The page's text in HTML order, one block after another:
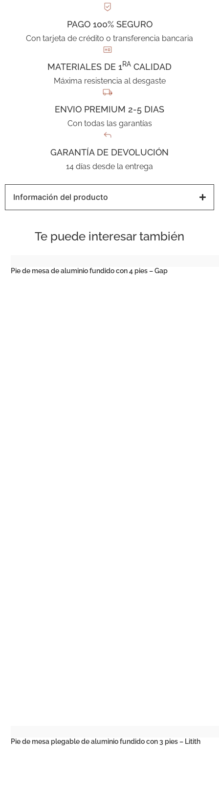
PAGO 100% SEGURO
Con tarjeta de crédito o transferencia bancaria
MATERIALES DE 1RA CALIDAD
Máxima resistencia al desgaste
ENVIO PREMIUM 2-5 DIAS
Con todas las garantías
GARANTÍA DE DEVOLUCIÓN
14 días desde la entrega
Información del producto
Te puede interesar también
Pie de mesa de aluminio fundido con 4 pies – Gap
Pie de mesa plegable de aluminio fundido con 3 pies – Litith